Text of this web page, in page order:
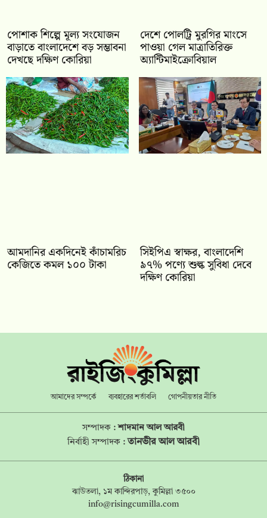
পোশাক শিল্পে মূল্য সংযোজন
বাড়াতে বাংলাদেশে বড় সম্ভাবনা
দেখছে দক্ষিণ কোরিয়া
দেশে পোলট্রি মুরগির মাংসে
পাওয়া গেল মাত্রাতিরিক্ত
অ্যান্টিমাইক্রোবিয়াল
আমদানির একদিনেই কাঁচামরিচ
কেজিতে কমল ১০০ টাকা
সিইপিএ স্বাক্ষর, বাংলাদেশি
৯৭% পণ্যে শুল্ক সুবিধা দেবে
দক্ষিণ কোরিয়া
আমাদের সম্পর্কে ব্যবহারের শর্তাবলি গোপনীয়তার নীতি
সম্পাদক :শাদমান আল আরবী
নির্বাহী সম্পাদক :তানভীর আল আরবী
ঠিকানা
ঝাউতলা, ১ম কান্দিরপাড়, কুমিল্লা ৩৫০০
info@risingcumilla.com